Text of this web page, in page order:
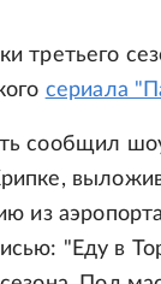
третьего
сериала
сообщил
из
"Еду в